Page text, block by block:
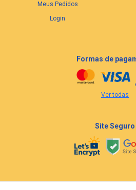
Meus Pedidos
Login
Formas de
Ver todas
Site Seguro